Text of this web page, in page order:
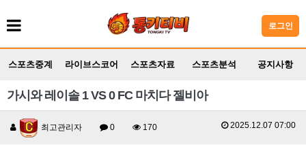
로그인
스포츠중계 라이브스코어 스포츠자료 스포츠분석 공지사항
가시와 레이솔 1 VS 0 FC 마치다 젤비아
최고관리자 0 170 2025.12.07 07:00